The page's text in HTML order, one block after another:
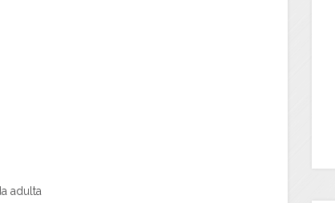
adulta